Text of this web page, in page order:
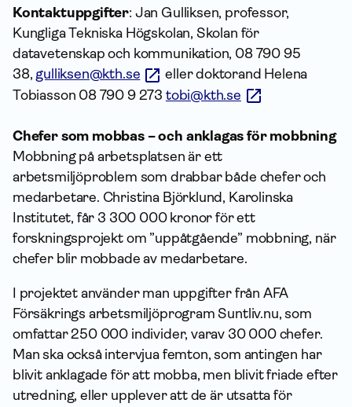
Kontaktuppgifter: Jan Gulliksen, professor,
Kungliga Tekniska Högskolan, Skolan för
datavetenskap och kommunikation, 08 790 95
38, gulliksen@kth.se
eller doktorand Helena
Tobiasson 08 790 9 273 tobi@kth.se
Chefer som mobbas – och anklagas för mobbning
Mobbning på arbetsplatsen är ett
arbetsmiljöproblem som drabbar både chefer och
medarbetare. Christina Björklund, Karolinska
Institutet, får 3 300 000 kronor för ett
forskningsprojekt om ”uppåtgående” mobbning, när
chefer blir mobbade av medarbetare.
I projektet använder man uppgifter från AFA
Försäkrings arbetsmiljöprogram Suntliv.nu, som
omfattar 250 000 individer, varav 30 000 chefer.
Man ska också intervjua femton, som antingen har
blivit anklagade för att mobba, men blivit friade efter
utredning, eller upplever att de är utsatta för